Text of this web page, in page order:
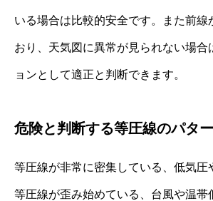
いる場合は比較的安全です。また前線
おり、天気図に異常が見られない場合
ョンとして適正と判断できます。
危険と判断する等圧線のパタ
等圧線が非常に密集している、低気圧
等圧線が歪み始めている、台風や温帯